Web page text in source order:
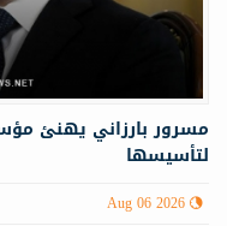
مسرور بارزاني يهنئ
لتأسيسها
Aug 06 2026